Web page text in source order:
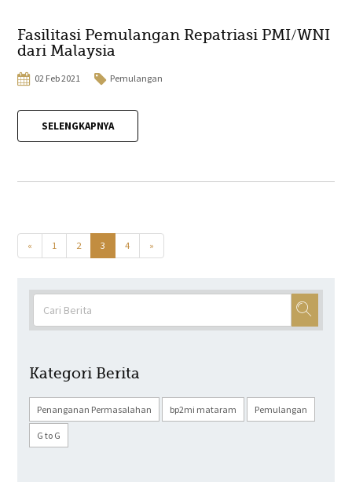
Fasilitasi Pemulangan Repatriasi PMI/WNI
dari Malaysia
02 Feb 2021 Pemulangan
SELENGKAPNYA
« 1 2 3 4 »
Kategori Berita
Penanganan Permasalahan bp2mi mataram Pemulangan
G to G